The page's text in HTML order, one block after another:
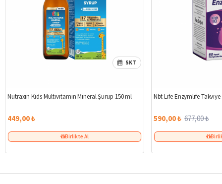
SKT
Nutraxin Kids Multivitamin Mineral Şurup 150 ml
449,00 ₺
Birlikte Al
Nbt Life Enzymlife Takviye
590,00 ₺ 677,00 ₺